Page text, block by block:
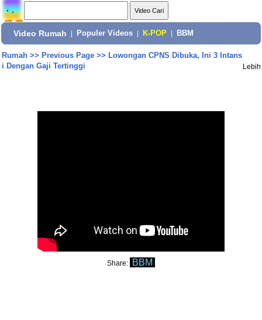
Video Rumah Populer Videos K-POP BBM
Rumah>> Previous Page>> Lowongan CPNS Dibuka, Ini 3 Intans
i Dengan Gaji Tertinggi
Lebih
Share: BBM